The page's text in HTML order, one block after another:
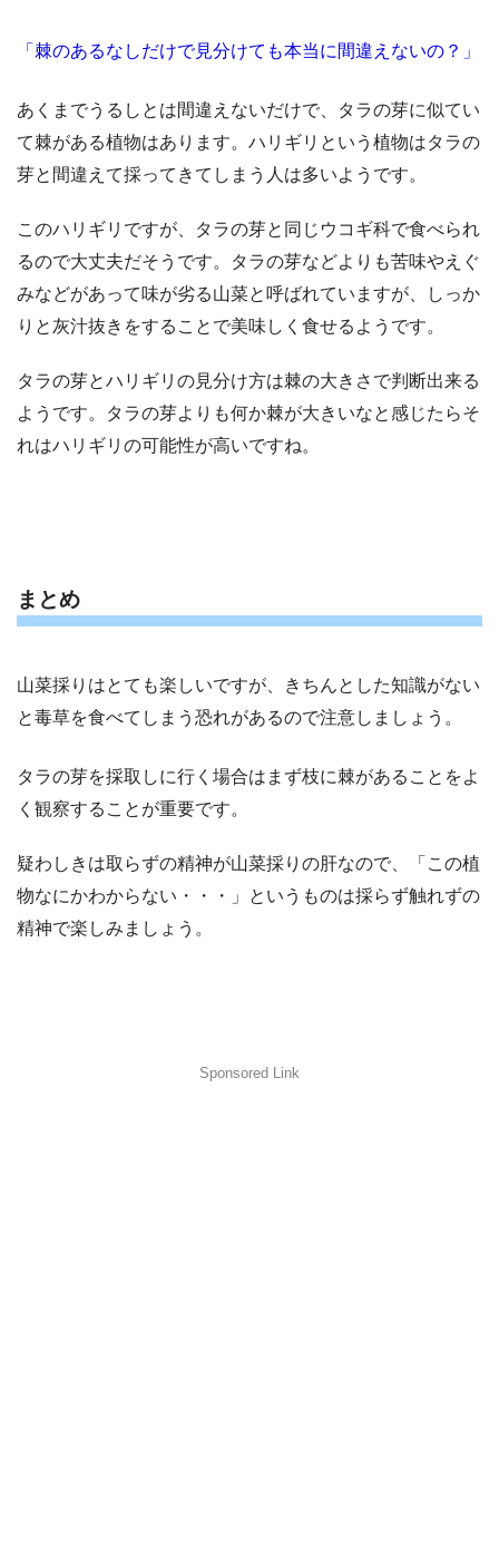
「棘のあるなしだけで見分けても本当に間違えないの？」
あくまでうるしとは間違えないだけで、タラの芽に似てい
て棘がある植物はあります。ハリギリという植物はタラの
芽と間違えて採ってきてしまう人は多いようです。
このハリギリですが、タラの芽と同じウコギ科で食べられ
るので大丈夫だそうです。タラの芽などよりも苦味やえぐ
みなどがあって味が劣る山菜と呼ばれていますが、しっか
りと灰汁抜きをすることで美味しく食せるようです。
タラの芽とハリギリの見分け方は棘の大きさで判断出来る
ようです。タラの芽よりも何か棘が大きいなと感じたらそ
れはハリギリの可能性が高いですね。
まとめ
山菜採りはとても楽しいですが、きちんとした知識がない
と毒草を食べてしまう恐れがあるので注意しましょう。
タラの芽を採取しに行く場合はまず枝に棘があることをよ
く観察することが重要です。
疑わしきは取らずの精神が山菜採りの肝なので、「この植
物なにかわからない・・・」というものは採らず触れずの
精神で楽しみましょう。
Sponsored Link